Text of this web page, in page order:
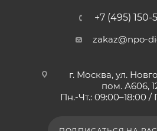
+7 (495) 150-
zakaz@npo-
г. Москва, ул.
пом. А606,
Пн.-Чт.: 09:00–18:00 /